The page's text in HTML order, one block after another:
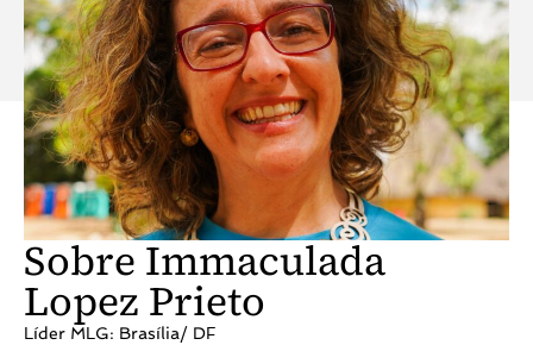
Sobre Immaculada
Lopez Prieto
Líder MLG: Brasília/ DF